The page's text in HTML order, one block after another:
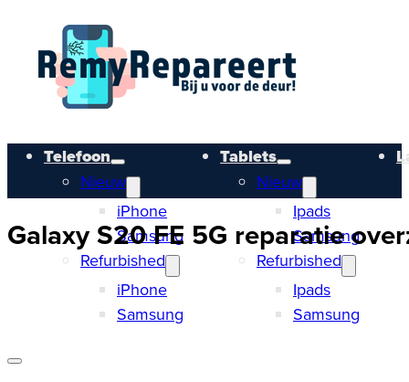
Telefoon
Nieuw
iPhone
Samsung
Refurbished
iPhone
Samsung
Tablets
Nieuw
Ipads
Samsung
Refurbished
Ipads
Samsung
Galaxy S20 FE 5G reparatie